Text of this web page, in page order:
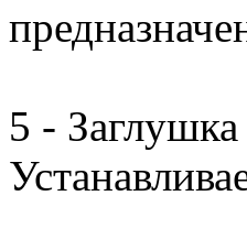
5 - Заглушка